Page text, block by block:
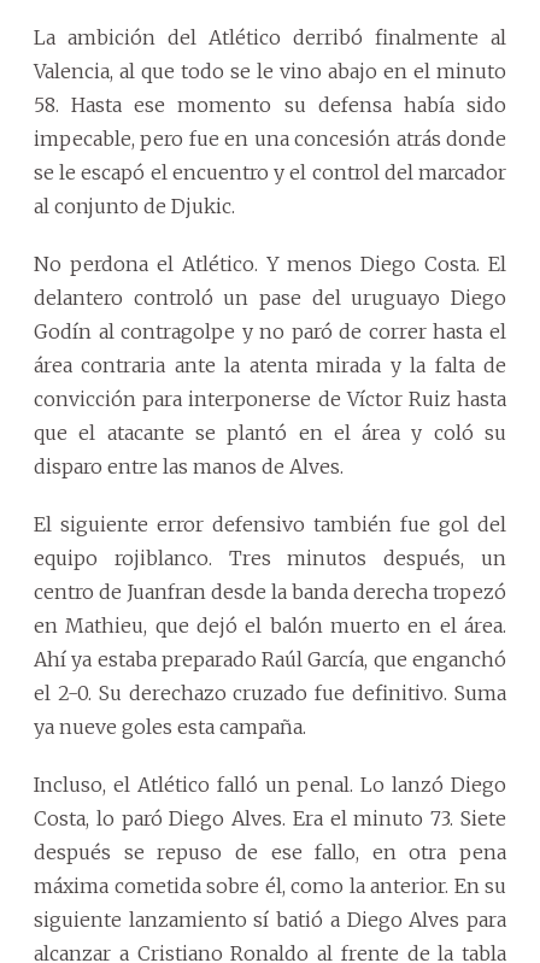
La ambición del Atlético derribó finalmente al
Valencia, al que todo se le vino abajo en el minuto
58. Hasta ese momento su defensa había sido
impecable, pero fue en una concesión atrás donde
se le escapó el encuentro y el control del marcador
al conjunto de Djukic.
No perdona el Atlético. Y menos Diego Costa. El
delantero controló un pase del uruguayo Diego
Godín al contragolpe y no paró de correr hasta el
área contraria ante la atenta mirada y la falta de
convicción para interponerse de Víctor Ruiz hasta
que el atacante se plantó en el área y coló su
disparo entre las manos de Alves.
El siguiente error defensivo también fue gol del
equipo rojiblanco. Tres minutos después, un
centro de Juanfran desde la banda derecha tropezó
en Mathieu, que dejó el balón muerto en el área.
Ahí ya estaba preparado Raúl García, que enganchó
el 2-0. Su derechazo cruzado fue definitivo. Suma
ya nueve goles esta campaña.
Incluso, el Atlético falló un penal. Lo lanzó Diego
Costa, lo paró Diego Alves. Era el minuto 73. Siete
después se repuso de ese fallo, en otra pena
máxima cometida sobre él, como la anterior. En su
siguiente lanzamiento sí batió a Diego Alves para
alcanzar a Cristiano Ronaldo al frente de la tabla